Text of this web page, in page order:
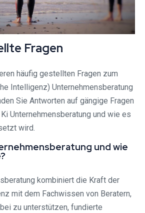
Fragen
häufig gestellten Fragen zum
Intelligenz) Unternehmensberatung
Sie Antworten auf gängige Fragen
Unternehmensberatung und wie es
wird.
und wie
kombiniert die Kraft der
mit dem Fachwissen von Beratern,
zu unterstützen, fundierte